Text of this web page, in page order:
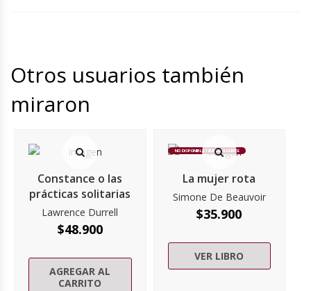
Otros usuarios también
miraron
Constance o las
prácticas solitarias
Lawrence Durrell
$48.900
AGREGAR AL
CARRITO
NO DISPONIBLE TEMPORALMENTE
La mujer rota
Simone De Beauvoir
$35.900
VER LIBRO